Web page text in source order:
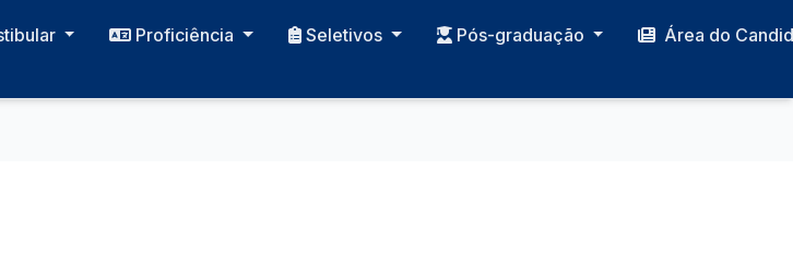
Proficiência Seletivos Pós-graduação Área do